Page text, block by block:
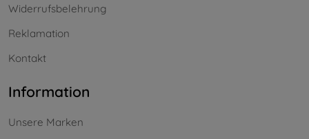
Widerrufsbelehrung
Reklamation
Kontakt
Information
Unsere Marken